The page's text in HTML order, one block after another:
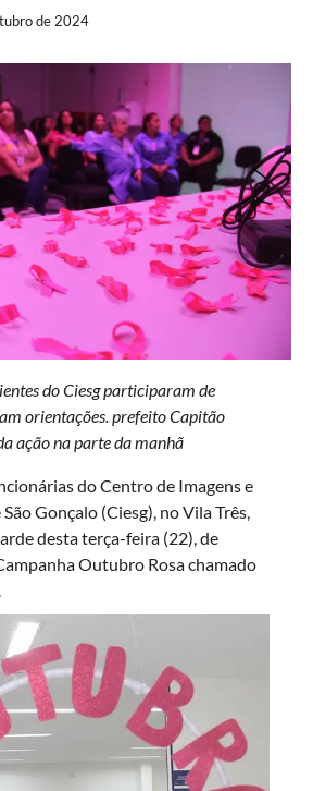
de 2024
do Ciesg participaram de
orientações. prefeito Capitão
ação na parte da manhã
do Centro de Imagens e
Gonçalo (Ciesg), no Vila Três,
desta terça-feira (22), de
Outubro Rosa chamado